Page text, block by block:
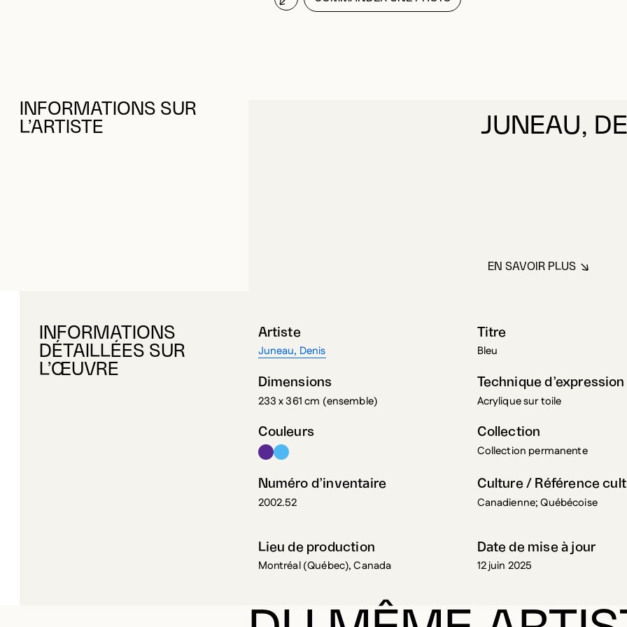
INFORMATIONS SUR
L’ARTISTE
JUNEAU,
EN SAVOIR PLUSÀ PROPOS DE
INFORMATIONS
DÉTAILLÉES SUR
L’ŒUVRE
Artiste
Juneau, Denis
Titre
Bleu
Dimensions
233 x 361 cm (ensemble)
Technique d’expression
Acrylique sur toile
Couleurs Collection
Collection permanente
Numéro d’inventaire
2002.52
Culture / Référence
Canadienne; Québécoise
Lieu de production
Montréal (Québec), Canada
Date de mise à jour
12 juin 2025